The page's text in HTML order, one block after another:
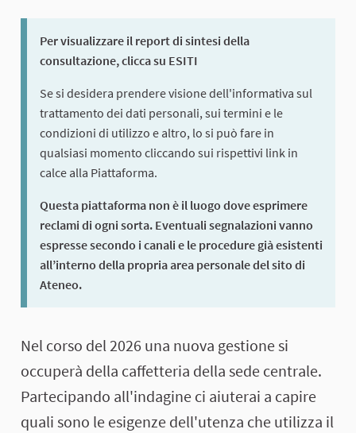
Per visualizzare il report di sintesi della
consultazione, clicca su ESITI
Se si desidera prendere visione dell'informativa sul
trattamento dei dati personali, sui termini e le
condizioni di utilizzo e altro, lo si può fare in
qualsiasi momento cliccando sui rispettivi link in
calce alla Piattaforma.
Questa piattaforma non è il luogo dove esprimere
reclami di ogni sorta. Eventuali segnalazioni vanno
espresse secondo i canali e le procedure già esistenti
all’interno della propria area personale del sito di
Ateneo.
Über diesen Prozess
Nel corso del 2026 una nuova gestione si
occuperà della caffetteria della sede centrale.
Partecipando all'indagine ci aiuterai a capire
quali sono le esigenze dell'utenza che utilizza il